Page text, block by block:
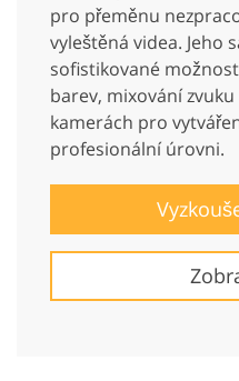
pro přeměnu
vyleštěná videa. Jeho
sofistikované
barev, mixování
kamerách pro
profesionální úrovni.